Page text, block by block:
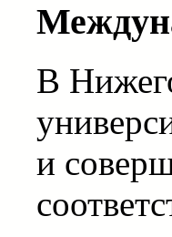
В
и